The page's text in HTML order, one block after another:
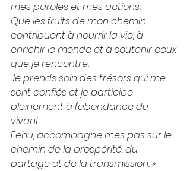
mes paroles et mes actions.
Que les fruits de mon chemin
contribuent à nourrir la vie, à
enrichir le monde et à soutenir ceux
que je rencontre.
Je prends soin des trésors qui me
sont confiés et je participe
pleinement à l'abondance du
vivant.
Fehu, accompagne mes pas sur le
chemin de la prospérité, du
partage et de la transmission. »